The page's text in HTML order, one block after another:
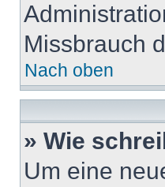
Missbrauch
Nach oben
» Wie
Um eine